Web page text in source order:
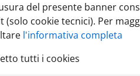
Eventi»Archivio eventi
del presente banner
(solo cookie tecnici). Per
l'informativa completa
tutti i cookies